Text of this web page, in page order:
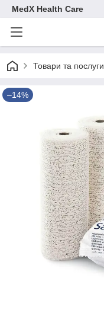
MedX Health Care
Товари та послуги
–14%